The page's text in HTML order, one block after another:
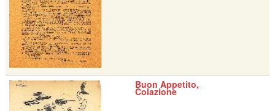
Buon Appetito,
Colazione